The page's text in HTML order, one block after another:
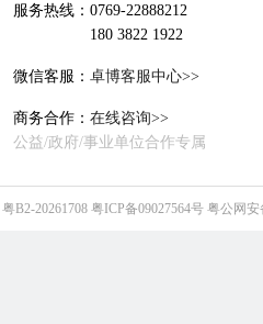
服务热线：0769-22888212
180 3822 1922
微信客服： 卓博客服中心>>
商务合作： 在线咨询>>
公益/政府/事业单位合作专属
粤B2-20261708 粤ICP备09027564号 粤公网安